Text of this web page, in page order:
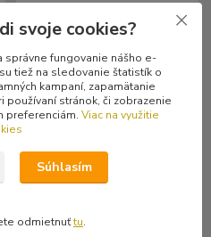
svoje cookies?
správne fungovanie nášho e-
tiež na sledovanie štatistík o
kampaní, zapamätanie
stránok, či zobrazenie
preferenciám. Viac na využitie
Súhlasím
odmietnuťtu.